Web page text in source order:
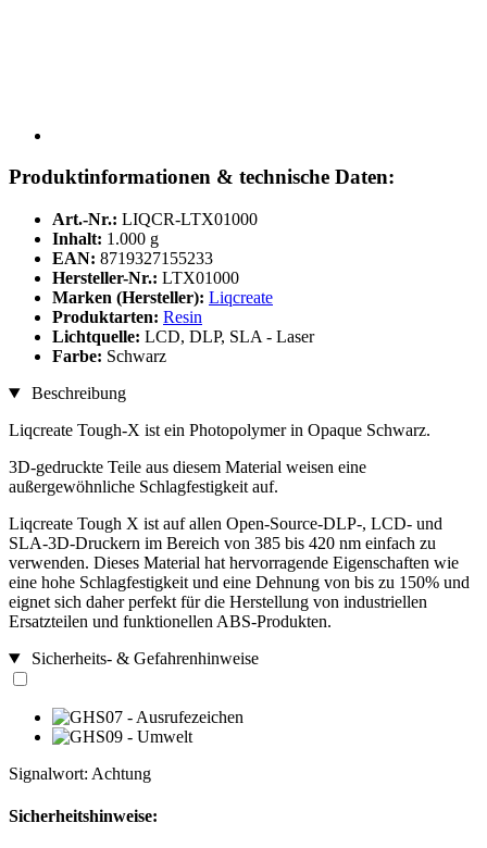
Produktinformationen & technische Daten:
Art.-Nr.: LIQCR-LTX01000
Inhalt: 1.000 g
EAN: 8719327155233
Hersteller-Nr.: LTX01000
Marken (Hersteller): Liqcreate
Produktarten: Resin
Lichtquelle: LCD, DLP, SLA - Laser
Farbe: Schwarz
Beschreibung
Liqcreate Tough-X ist ein Photopolymer in Opaque Schwarz.
3D-gedruckte Teile aus diesem Material weisen eine
außergewöhnliche Schlagfestigkeit auf.
Liqcreate Tough X ist auf allen Open-Source-DLP-, LCD- und
SLA-3D-Druckern im Bereich von 385 bis 420 nm einfach zu
verwenden. Dieses Material hat hervorragende Eigenschaften wie
eine hohe Schlagfestigkeit und eine Dehnung von bis zu 150% und
eignet sich daher perfekt für die Herstellung von industriellen
Ersatzteilen und funktionellen ABS-Produkten.
Sicherheits- & Gefahrenhinweise
Signalwort: Achtung
Sicherheitshinweise: